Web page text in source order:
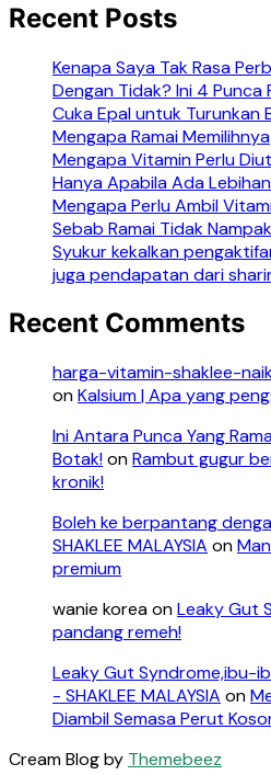
Recent Posts
Kenapa Saya Tak Rasa
Dengan Tidak? Ini 4 Punca
Cuka Epal untuk Turunkan
Mengapa Ramai Memilihnya
Mengapa Vitamin Perlu
Hanya Apabila Ada
Mengapa Perlu Ambil
Sebab Ramai Tidak
Syukur kekalkan
juga pendapatan dari
Recent Comments
harga-vitamin-shaklee-
onKalsium | Apa yang
Ini Antara Punca Yang
Botak!onRambut gugur
kronik!
Boleh ke berpantang
SHAKLEE MALAYSIA on
premium
wanie koreaonLeaky Gut
pandang remeh!
Leaky Gut Syndrome,ibu-
- SHAKLEE MALAYSIA on
Diambil Semasa Perut
Cream Blog by Themebeez